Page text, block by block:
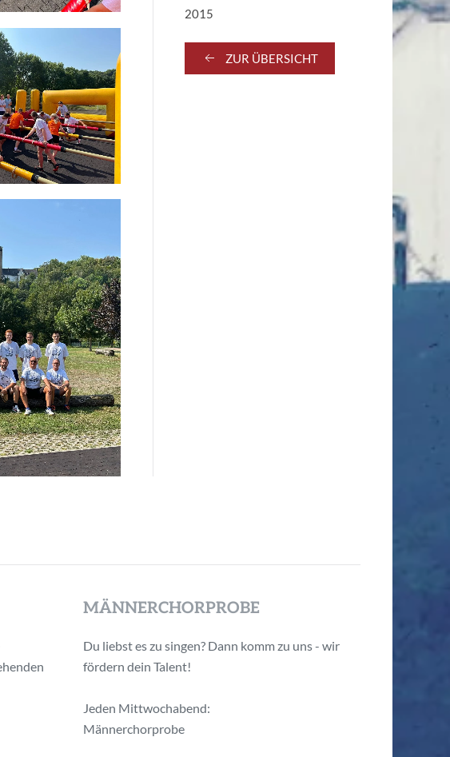
2015
ZUR ÜBERSICHT
MÄNNERCHORPROBE
Du liebst es zu singen? Dann komm zu uns - wir
fördern dein Talent!
Jeden Mittwochabend:
Männerchorprobe